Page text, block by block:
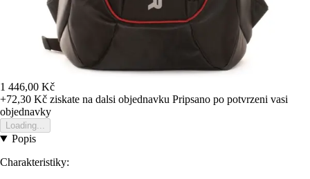
1 446,00 Kč
+72,30 Kč ziskate na dalsi objednavku Pripsano po potvrzeni vasi
objednavky
Loading...
Popis
Charakteristiky: